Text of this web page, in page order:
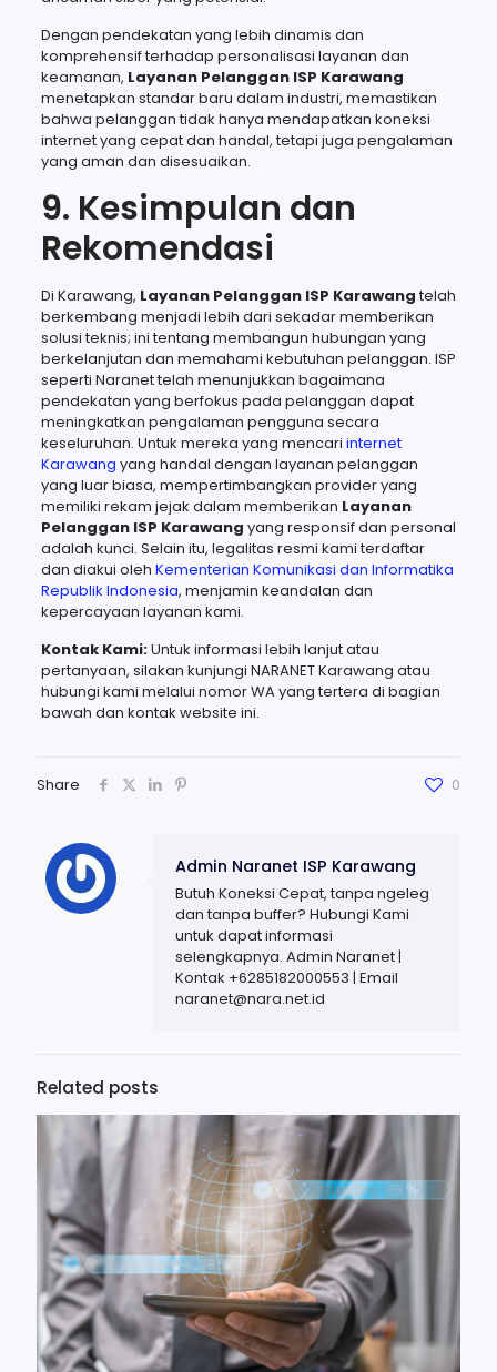
Dengan pendekatan yang lebih dinamis dan
komprehensif terhadap personalisasi layanan dan
keamanan, Layanan Pelanggan ISP Karawang
menetapkan standar baru dalam industri, memastikan
bahwa pelanggan tidak hanya mendapatkan koneksi
internet yang cepat dan handal, tetapi juga pengalaman
yang aman dan disesuaikan.
9. Kesimpulan dan
Rekomendasi
Di Karawang, Layanan Pelanggan ISP Karawangtelah
berkembang menjadi lebih dari sekadar memberikan
solusi teknis; ini tentang membangun hubungan yang
berkelanjutan dan memahami kebutuhan pelanggan. ISP
seperti Naranet telah menunjukkan bagaimana
pendekatan yang berfokus pada pelanggan dapat
meningkatkan pengalaman pengguna secara
keseluruhan. Untuk mereka yang mencari internet
Karawang yang handal dengan layanan pelanggan
yang luar biasa, mempertimbangkan provider yang
memiliki rekam jejak dalam memberikan Layanan
Pelanggan ISP Karawang yang responsif dan personal
adalah kunci. Selain itu, legalitas resmi kami terdaftar
dan diakui oleh Kementerian Komunikasi dan Informatika
Republik Indonesia, menjamin keandalan dan
kepercayaan layanan kami.
Kontak Kami:Untuk informasi lebih lanjut atau
pertanyaan, silakan kunjungi NARANET Karawang atau
hubungi kami melalui nomor WA yang tertera di bagian
bawah dan kontak website ini.
Share 0
Admin Naranet ISP Karawang
Butuh Koneksi Cepat, tanpa ngeleg
dan tanpa buffer? Hubungi Kami
untuk dapat informasi
selengkapnya. Admin Naranet |
Kontak +6285182000553 | Email
naranet@nara.net.id
Related posts